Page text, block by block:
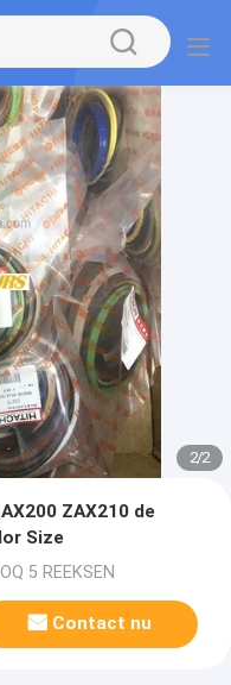
2/2
ZAX210 de
Size
5 REEKSEN
Contact nu